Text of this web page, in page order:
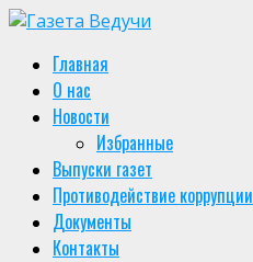
Skip
content
Primary
Menu
Главная
О нас
Новости
Избранные
Выпуски газет
Противодействие коррупции
Документы
Контакты